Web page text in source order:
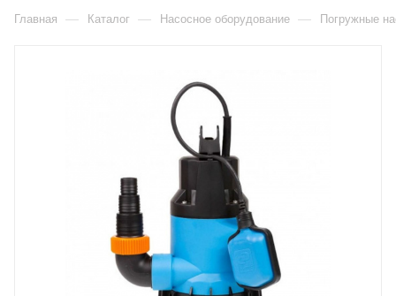
Главная — Каталог — Насосное оборудование — Погружные